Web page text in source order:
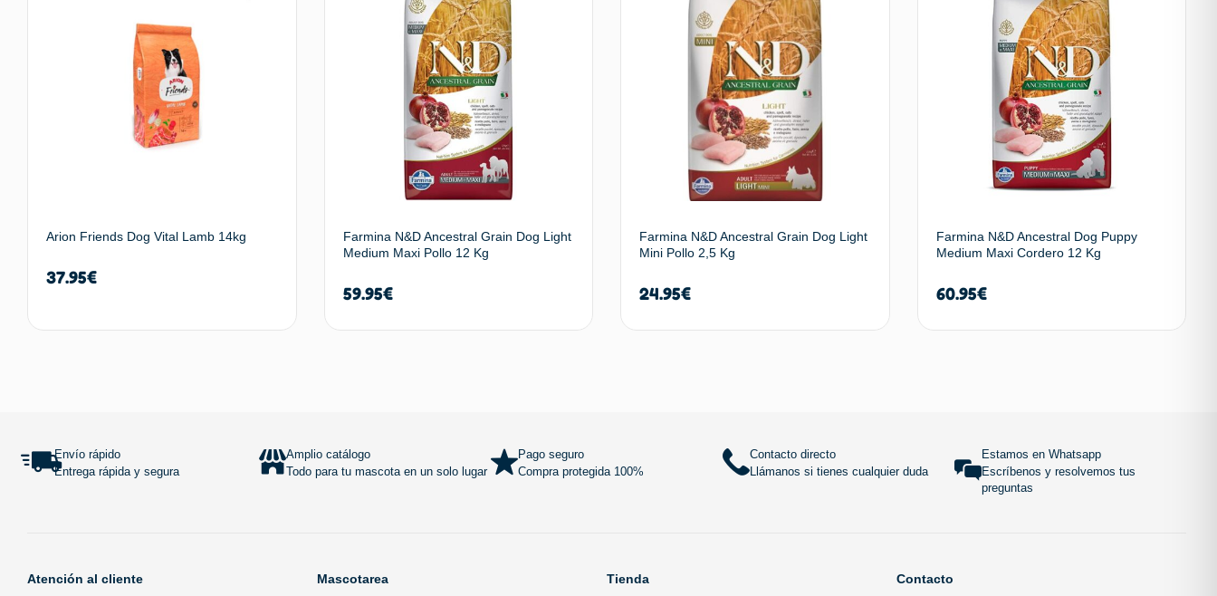
Arion Friends Dog Vital Lamb 14kg
37.95€
Farmina N&D Ancestral Grain Dog Light
Medium Maxi Pollo 12 Kg
59.95€
Farmina N&D Ancestral Grain Dog Light
Mini Pollo 2,5 Kg
24.95€
Farmina N&D Ancestral Dog Puppy
Medium Maxi Cordero 12 Kg
60.95€
Envío rápido
Entrega rápida y segura
Amplio catálogo
Todo para tu mascota en un solo lugar
Pago seguro
Compra protegida 100%
Contacto directo
Llámanos si tienes cualquier duda
Estamos en Whatsapp
Escríbenos y resolvemos tus
preguntas
Atención al cliente Mascotarea Tienda Contacto